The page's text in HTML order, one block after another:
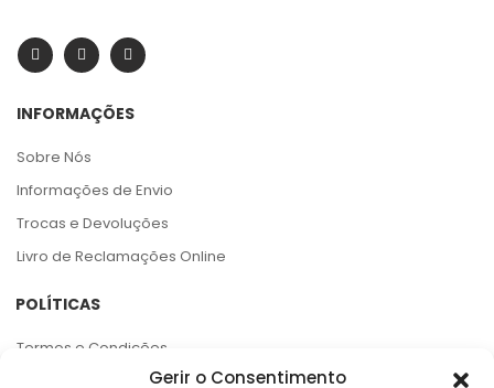
Gerir o Consentimento
INFORMAÇÕES
Sobre Nós
Informações de Envio
Trocas e Devoluções
Livro de Reclamações Online
POLÍTICAS
Termos e Condições
Política de Privacidade